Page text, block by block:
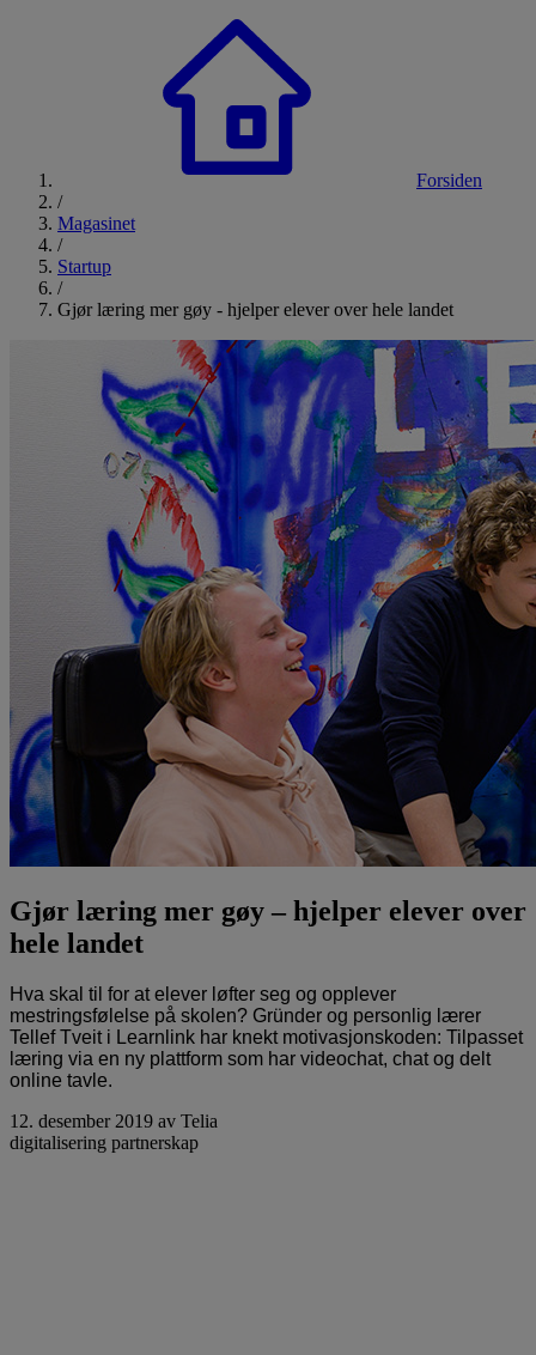
Forsiden
/
Magasinet
/
Startup
/
Gjør læring mer gøy - hjelper elever over hele landet
Gjør læring mer gøy – hjelper elever over
hele landet
Hva skal til for at elever løfter seg og opplever
mestringsfølelse på skolen? Gründer og personlig lærer
Tellef Tveit i Learnlink har knekt motivasjonskoden: Tilpasset
læring via en ny plattform som har videochat, chat og delt
online tavle.
12. desember 2019 av Telia
digitalisering partnerskap